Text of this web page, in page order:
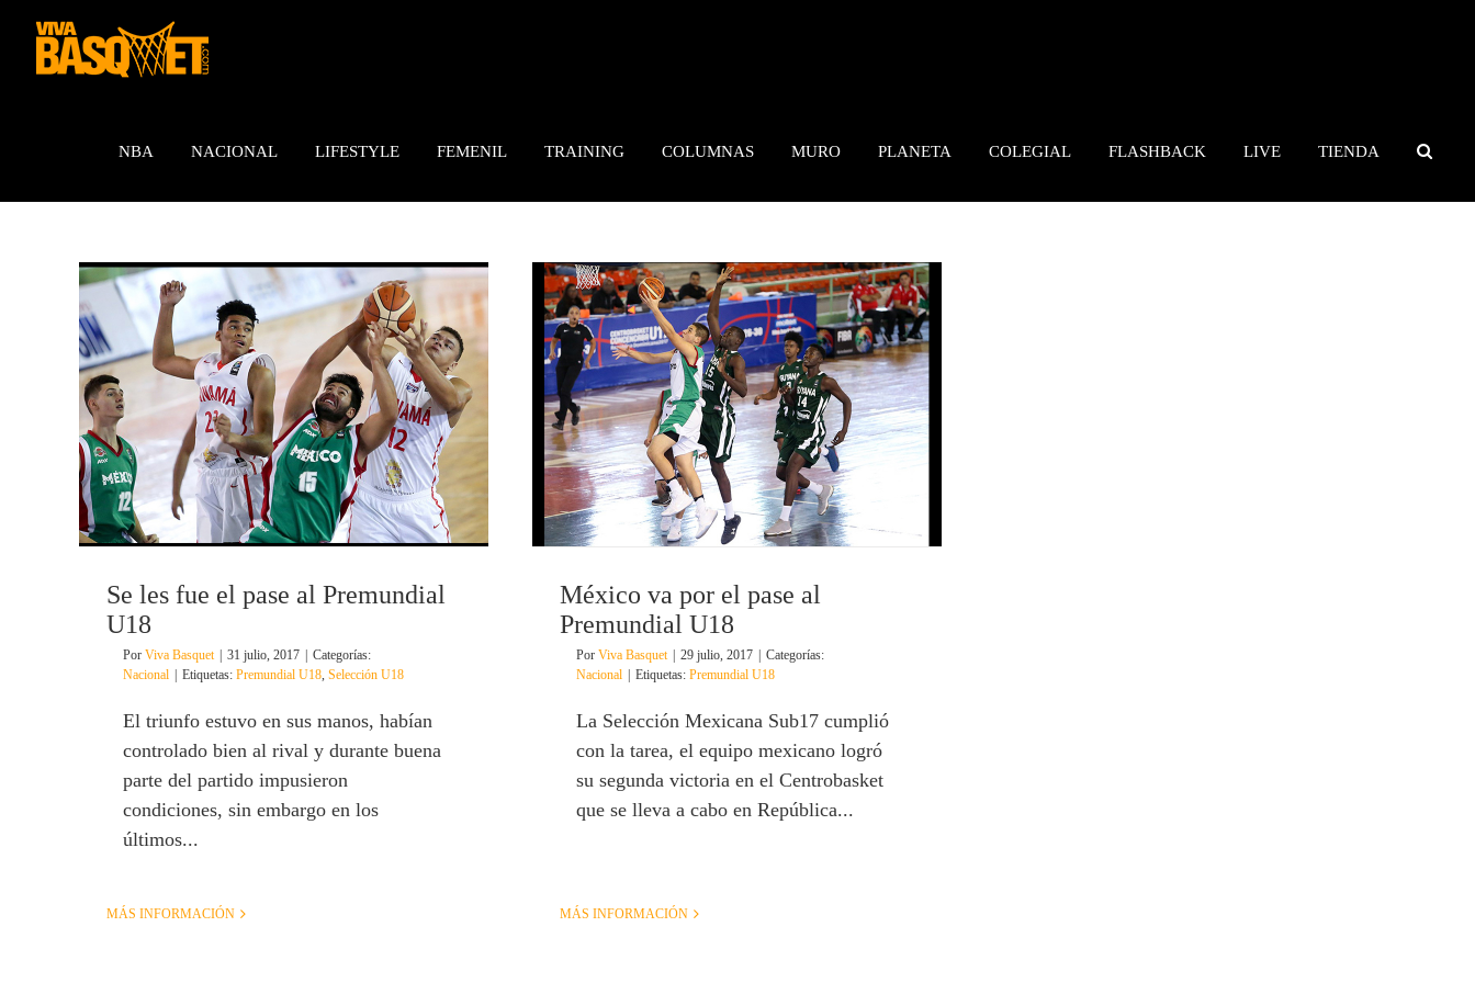
contenido
NBA NACIONAL LIFESTYLE FEMENIL TRAINING COLUMNAS MURO PLANETA COLEGIAL FLASHBACK LIVE TIENDA
Se les fue el pase al Premundial
U18
Por Viva Basquet 31 julio, 2017
Categorías:
Nacional
Etiquetas: Premundial U18, Selección U18
El triunfo estuvo en sus manos, habían
controlado bien al rival y durante buena
parte del partido impusieron
condiciones, sin embargo en los
últimos...
MÁS INFORMACIÓN
México va por el pase al
Premundial U18
Por Viva Basquet 29 julio, 2017
Categorías:
Nacional
Etiquetas: Premundial U18
La Selección Mexicana Sub17 cumplió
con la tarea, el equipo mexicano logró
su segunda victoria en el Centrobasket
que se lleva a cabo en República...
MÁS INFORMACIÓN